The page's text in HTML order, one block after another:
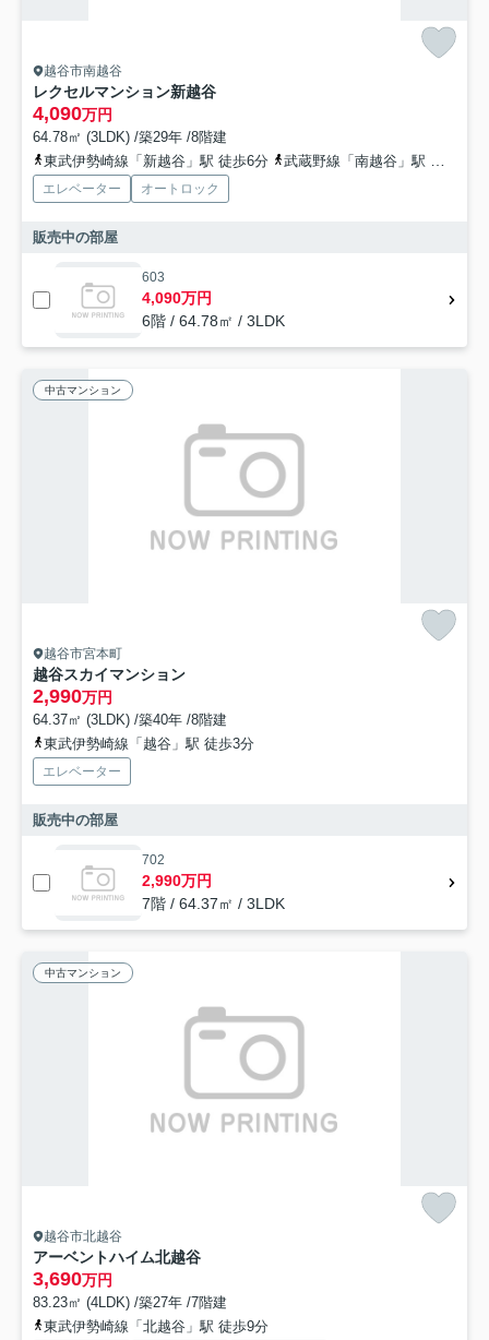
越谷市南越谷
レクセルマンション新越谷
4,090万円
64.78㎡ (3LDK) /築29年 /8階建
東武伊勢崎線「新越谷」駅 徒歩6分
武蔵野線「南越谷」駅 徒歩6分
エレベーター オートロック
販売中の部屋
603
4,090万円
6階 / 64.78㎡ / 3LDK
中古マンション
越谷市宮本町
越谷スカイマンション
2,990万円
64.37㎡ (3LDK) /築40年 /8階建
東武伊勢崎線「越谷」駅 徒歩3分
エレベーター
販売中の部屋
702
2,990万円
7階 / 64.37㎡ / 3LDK
中古マンション
越谷市北越谷
アーベントハイム北越谷
3,690万円
83.23㎡ (4LDK) /築27年 /7階建
東武伊勢崎線「北越谷」駅 徒歩9分